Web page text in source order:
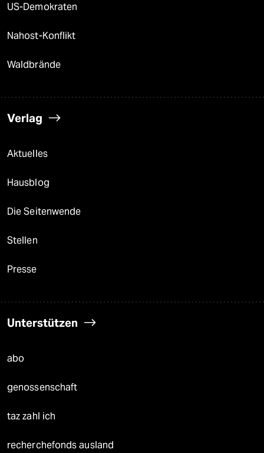
US-Demokraten
Nahost-Konflikt
Waldbrände
Verlag
Aktuelles
Hausblog
Die Seitenwende
Stellen
Presse
Unterstützen
abo
genossenschaft
taz zahl ich
recherchefonds ausland